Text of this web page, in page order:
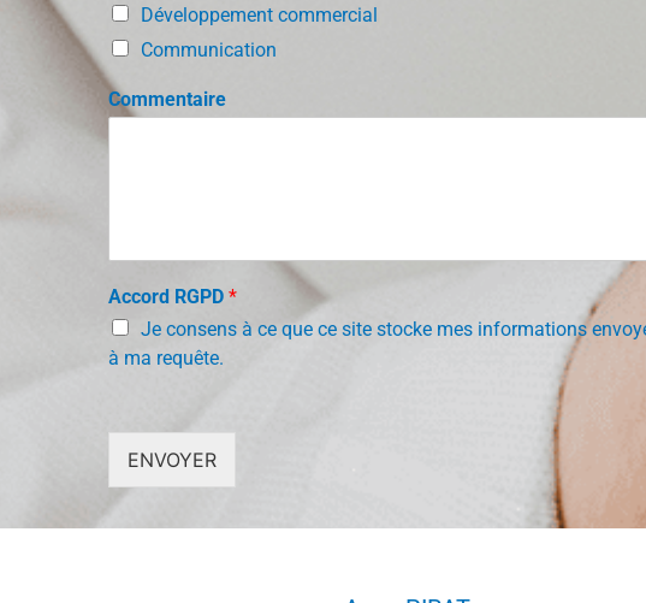
Développement commercial
Communication
Commentaire
Accord RGPD *
Je consens à ce que ce site stocke mes informations
à ma requête.
ENVOYER